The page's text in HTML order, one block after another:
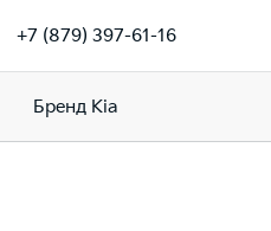
+7 (879) 397-61-16
Бренд Kia